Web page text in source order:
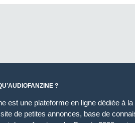
?
est une plateforme en ligne dédiée à
de petites annonces, base de